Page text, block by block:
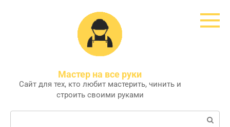
Мастер на все руки
Сайт для тех, кто любит мастерить, чинить и
строить своими руками
Поиск: